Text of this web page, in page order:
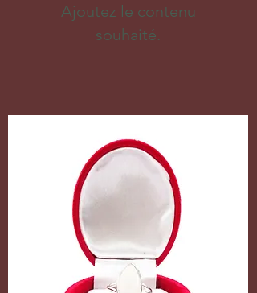
Ajoutez le contenu
souhaité.